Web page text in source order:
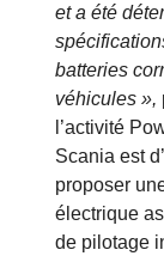
et a été
batteries
véhicules »,
l’activité
Scania est
proposer
électrique
de pilotage